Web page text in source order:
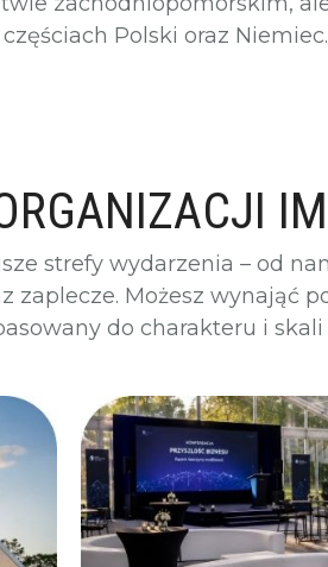
Polski oraz Niemiec.
strefy wydarzenia – od
zaplecze. Możesz wynająć
do charakteru i skali